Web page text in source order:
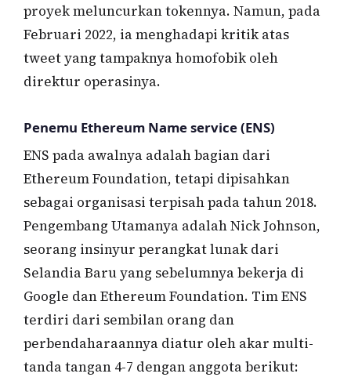
proyek meluncurkan tokennya. Namun, pada
Februari 2022, ia menghadapi kritik atas
tweet yang tampaknya homofobik oleh
direktur operasinya.
Penemu Ethereum Name service (ENS)
ENS pada awalnya adalah bagian dari
Ethereum Foundation, tetapi dipisahkan
sebagai organisasi terpisah pada tahun 2018.
Pengembang Utamanya adalah Nick Johnson,
seorang insinyur perangkat lunak dari
Selandia Baru yang sebelumnya bekerja di
Google dan Ethereum Foundation. Tim ENS
terdiri dari sembilan orang dan
perbendaharaannya diatur oleh akar multi-
tanda tangan 4-7 dengan anggota berikut: